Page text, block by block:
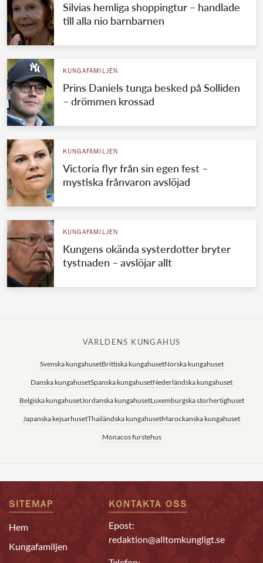
Silvias hemliga shoppingtur – handlade
till alla nio barnbarnen
KUNGAFAMILJEN
Prins Daniels tunga besked på Solliden
– drömmen krossad
KUNGAFAMILJEN
Victoria flyr från sin egen fest –
mystiska frånvaron avslöjad
KUNGAFAMILJEN
Kungens okända systerdotter bryter
tystnaden – avslöjar allt
VÄRLDENS KUNGAHUS
Svenska kungahusetBrittiska kungahusetNorska kungahuset
Danska kungahusetSpanska kungahusetNederländska kungahuset
Belgiska kungahusetJordanska kungahusetLuxemburgska storhertighuset
Japanska kejsarhusetThailändska kungahusetMarockanska kungahuset
Monacos furstehus
SITEMAP
Hem
Kungafamiljen
KONTAKTA OSS
Epost:
redaktion@alltomkungligt.se